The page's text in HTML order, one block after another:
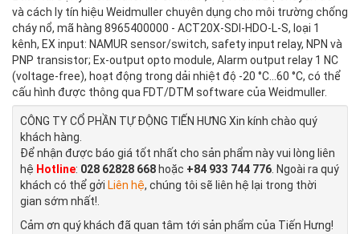
và cách ly tín hiệu Weidmuller chuyên dụng cho môi trường chống
cháy nổ, mã hàng 8965400000 - ACT20X-SDI-HDO-L-S, loại 1
kênh, EX input: NAMUR sensor/switch, safety input relay, NPN và
PNP transistor; Ex-output opto module, Alarm output relay 1 NC
(voltage-free), hoạt động trong dải nhiệt độ -20 °C...60 °C, có thể
cấu hình được thông qua FDT/DTM software của Weidmuller.
CÔNG TY CỔ PHẦN TỰ ĐỘNG TIẾN HƯNG Xin kính chào quý
khách hàng.
Để nhận được báo giá tốt nhất cho sản phẩm này vui lòng liên
hệ Hotline: 028 62828 668 hoặc +84 933 744 776. Ngoài ra quý
khách có thể gởi Liên hệ, chúng tôi sẽ liên hệ lại trong thời
gian sớm nhất!.
Cảm ơn quý khách đã quan tâm tới sản phẩm của Tiến Hưng!